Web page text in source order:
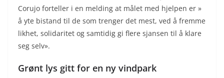
Corujo forteller i en melding at målet med hjelpen er »
å yte bistand til de som trenger det mest, ved å fremme
likhet, solidaritet og samtidig gi flere sjansen til å klare
seg selv».
Grønt lys gitt for en ny vindpark